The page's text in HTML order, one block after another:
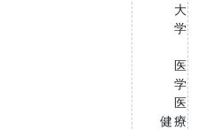
健
大
学
医
学
医
療